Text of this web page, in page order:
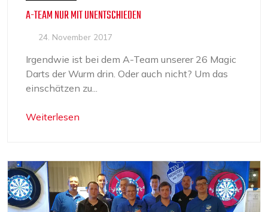
A-TEAM NUR MIT UNENTSCHIEDEN
24. November 2017
Irgendwie ist bei dem A-Team unserer 26 Magic
Darts der Wurm drin. Oder auch nicht? Um das
einschätzen zu...
Weiterlesen